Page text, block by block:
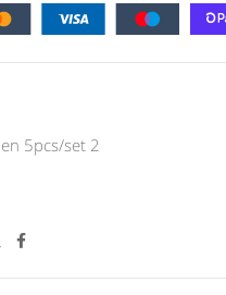
2 way Nail Dotting Pen 5pcs/set